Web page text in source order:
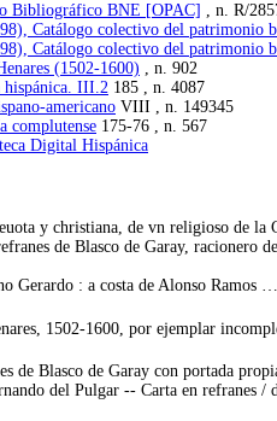
Bibliográfico BNE [OPAC] , n. R/
Catálogo colectivo del patrimonio
Catálogo colectivo del patrimonio
(1502-1600) , n. 902
hispánica. III.2 185 , n. 4087
americano VIII , n. 149345
complutense 175-76 , n. 567
Digital Hispánica
y christiana, de vn religioso de la
de Blasco de Garay,
Gerardo : a costa de Alonso Ramos
1502-1600, por ejemplar
de Blasco de Garay con portada
del Pulgar -- Carta en refranes /